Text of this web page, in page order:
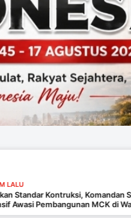
Komandan SSK TMMD 129
MCK di Wanam